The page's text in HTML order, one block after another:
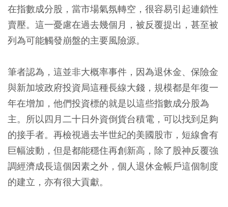
在指數成分股，當市場氣氛轉空，很容易引起連鎖性
賣壓。這一憂慮在過去幾個月，被反覆提出，甚至被
列為可能觸發崩盤的主要風險源。
筆者認為，這並非大概率事件，因為退休金、保險金
與新加坡政府投資局這種長線大錢，規模都是年復一
年在增加，他們投資標的就是以這些指數成分股為
主。所以四月二十日外資倒貨台積電，可以找到足夠
的接手者。再檢視過去半世紀的美國股市，短線會有
巨幅波動，但是都能穩住再創新高，除了股神反覆強
調經濟成長這個因素之外，個人退休金帳戶這個制度
的建立，亦有很大貢獻。